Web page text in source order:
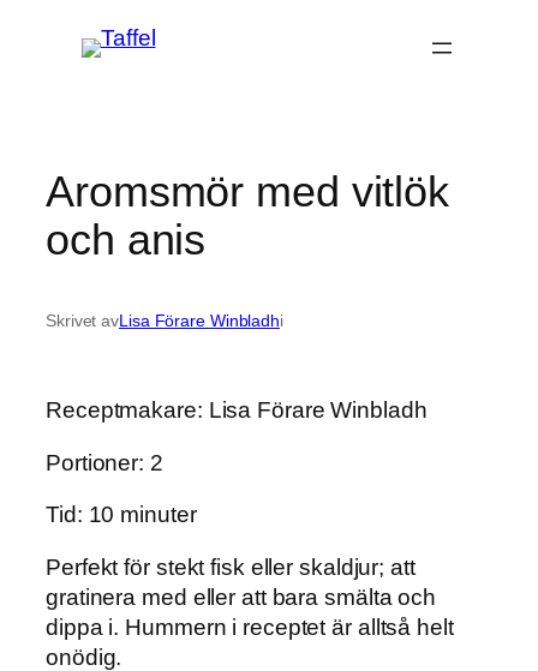
Aromsmör med vitlök
och anis
Skrivet avLisa Förare Winbladhi
Receptmakare: Lisa Förare Winbladh
Portioner: 2
Tid: 10 minuter
Perfekt för stekt fisk eller skaldjur; att
gratinera med eller att bara smälta och
dippa i. Hummern i receptet är alltså helt
onödig.